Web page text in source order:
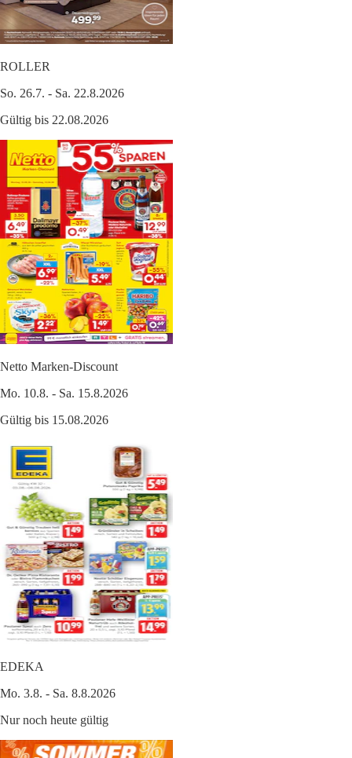
ROLLER
So. 26.7. - Sa. 22.8.2026
Gültig bis 22.08.2026
Netto Marken-Discount
Mo. 10.8. - Sa. 15.8.2026
Gültig bis 15.08.2026
EDEKA
Mo. 3.8. - Sa. 8.8.2026
Nur noch heute gültig